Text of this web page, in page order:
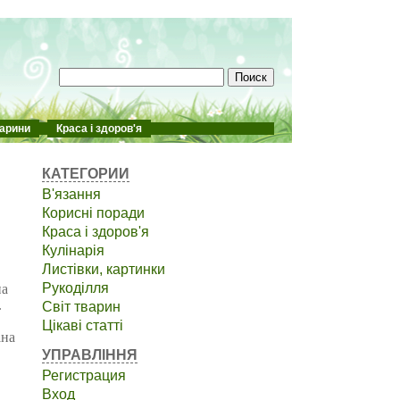
Краса і здоров'я
КАТЕГОРИИ
В'язання
Корисні поради
Краса і здоров'я
Кулінарія
Листівки, картинки
Рукоділля
Світ тварин
Цікаві статті
УПРАВЛІННЯ
Регистрация
Вход